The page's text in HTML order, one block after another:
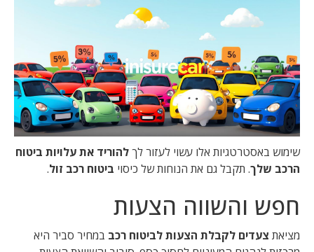
שימוש באסטרטגיות אלו עשוי לעזור לךלהוריד את עלויות ביטוח
הרכב שלך. תקבל גם את הנוחות של כיסוי ביטוח רכב זול.
חפש והשווה הצעות
מציאת צעדים לקבלת הצעות לביטוח רכב במחיר סביר היא